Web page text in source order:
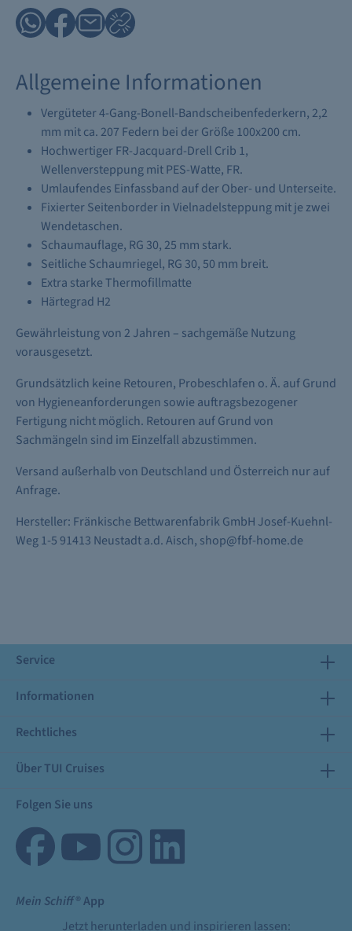
Allgemeine Informationen
Vergüteter 4-Gang-Bonell-Bandscheibenfederkern, 2,2
mm mit ca. 207 Federn bei der Größe 100x200 cm.
Hochwertiger FR-Jacquard-Drell Crib 1,
Wellenversteppung mit PES-Watte, FR.
Umlaufendes Einfassband auf der Ober- und Unterseite.
Fixierter Seitenborder in Vielnadelsteppung mit je zwei
Wendetaschen.
Schaumauflage, RG 30, 25 mm stark.
Seitliche Schaumriegel, RG 30, 50 mm breit.
Extra starke Thermofillmatte
Härtegrad H2
Gewährleistung von 2 Jahren – sachgemäße Nutzung
vorausgesetzt.
Grundsätzlich keine Retouren, Probeschlafen o. Ä. auf Grund
von Hygieneanforderungen sowie auftragsbezogener
Fertigung nicht möglich. Retouren auf Grund von
Sachmängeln sind im Einzelfall abzustimmen.
Versand außerhalb von Deutschland und Österreich nur auf
Anfrage.
Hersteller: Fränkische Bettwarenfabrik GmbH Josef-Kuehnl-
Weg 1-5 91413 Neustadt a.d. Aisch, shop@fbf-home.de
Service
Informationen
Rechtliches
Über TUI Cruises
Folgen Sie uns
Mein Schiff® App
Jetzt herunterladen und inspirieren lassen: